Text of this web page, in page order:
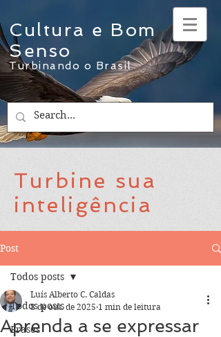
Cultura e Bom
Senso
Turbinando o Brasil
Turbine sua
inteligência
Post
Todos posts
Frases
Todos posts
Aprenda a se expressar
Luís Alberto C. Caldas
8 de out. de 2025 1 min de leitura